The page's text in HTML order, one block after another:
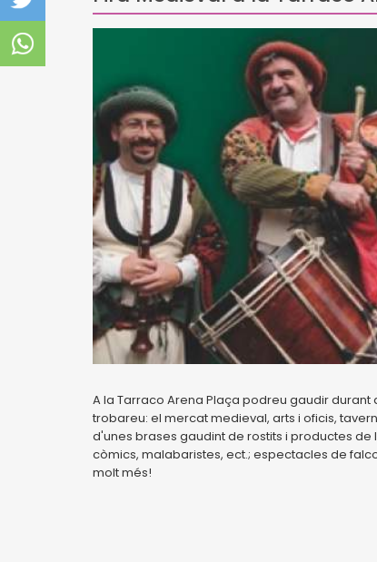
A la Tarraco Arena Plaça podreu gaudir
trobareu: el mercat medieval, arts i oficis,
d'unes brases gaudint de rostits i productes
còmics, malabaristes, ect.; espectacles de
molt més!